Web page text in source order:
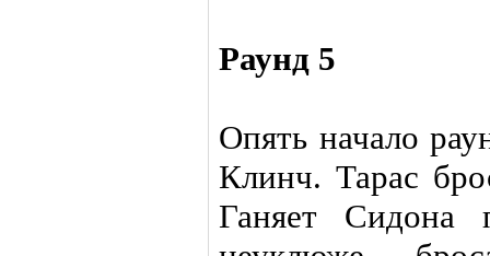
Раунд 5
Опять начало
Клинч. Тарас
Ганяет Сидона